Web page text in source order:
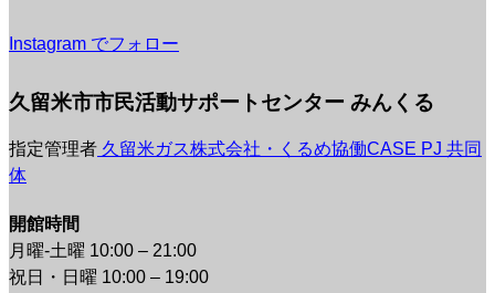
Instagram でフォロー
久留米市市民活動サポートセンター みんくる
指定管理者 久留米ガス株式会社・くるめ協働CASE PJ 共同
体
開館時間
月曜-土曜 10:00 – 21:00
祝日・日曜 10:00 – 19:00